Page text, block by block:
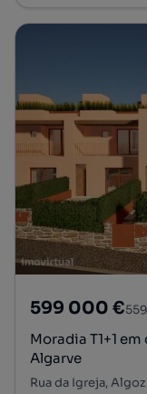
599 000 €
Moradia T1+1
Algarve
Rua da Igreja,